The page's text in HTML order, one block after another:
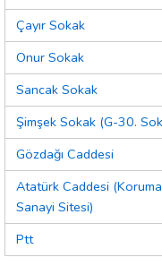
Çayır Sokak
Onur Sokak
Sancak Sokak
Şimşek Sokak (G-30.
Gözdağı Caddesi
Atatürk Caddesi (Koruma
Sanayi Sitesi)
Ptt